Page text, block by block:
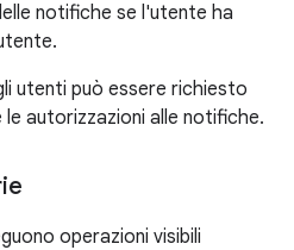
notifiche se l'utente ha
utenti può essere richiesto
autorizzazioni alle notifiche.
operazioni visibili